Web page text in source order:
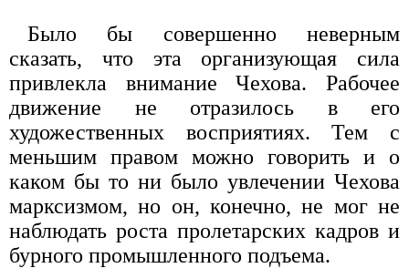
Было бы совершенно неверным
сказать, что эта организующая сила
привлекла внимание Чехова. Рабочее
движение не отразилось в его
художественных восприятиях. Тем с
меньшим правом можно говорить и о
каком бы то ни было увлечении Чехова
марксизмом, но он, конечно, не мог не
наблюдать роста пролетарских кадров и
бурного промышленного подъема.